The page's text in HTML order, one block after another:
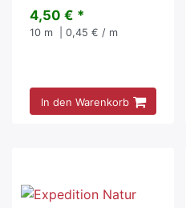
4,50 € *
10 m | 0,45 € / m
In den Warenkorb